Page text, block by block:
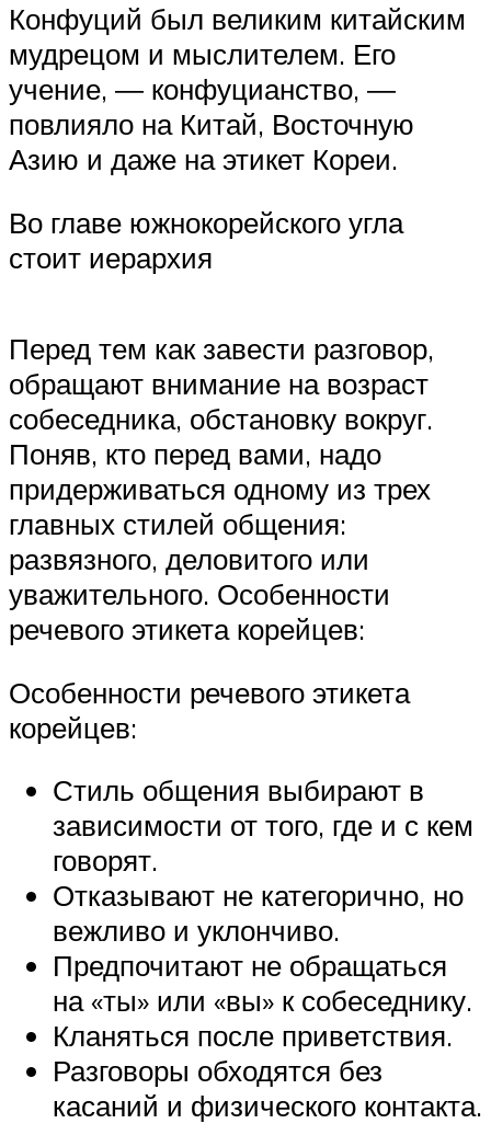
Конфуций был великим китайским
мудрецом и мыслителем. Его
учение, ― конфуцианство, ―
повлияло на Китай, Восточную
Азию и даже на этикет Кореи.
Во главе южнокорейского угла
стоит иерархия
Перед тем как завести разговор,
обращают внимание на возраст
собеседника, обстановку вокруг.
Поняв, кто перед вами, надо
придерживаться одному из трех
главных стилей общения:
развязного, деловитого или
уважительного. Особенности
речевого этикета корейцев:
Особенности речевого этикета
корейцев:
Стиль общения выбирают в
зависимости от того, где и с кем
говорят.
Отказывают не категорично, но
вежливо и уклончиво.
Предпочитают не обращаться
на «ты» или «вы» к собеседнику.
Кланяться после приветствия.
Разговоры обходятся без
касаний и физического контакта.